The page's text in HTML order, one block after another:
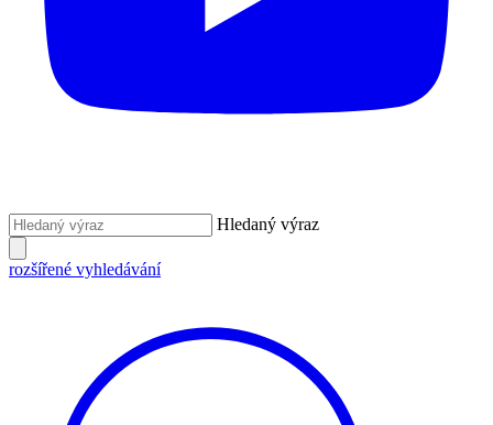
Hledaný výraz
rozšířené vyhledávání